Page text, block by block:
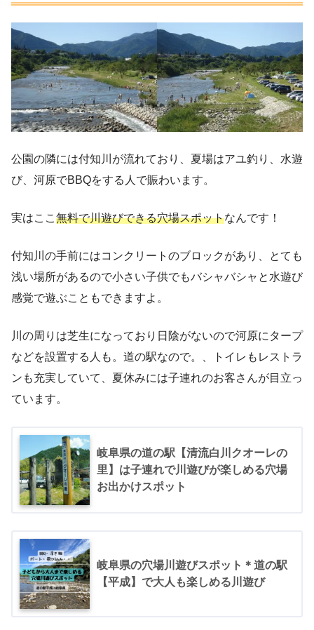
公園の隣には付知川が流れており、夏場はアユ釣り、水遊
び、河原でBBQをする人で賑わいます。
実はここ 無料で川遊びできる穴場スポットなんです！
付知川の手前にはコンクリートのブロックがあり、とても
浅い場所があるので小さい子供でもバシャバシャと水遊び
感覚で遊ぶこともできますよ。
川の周りは芝生になっており日陰がないので河原にタープ
などを設置する人も。道の駅なので。、トイレもレストラ
ンも充実していて、夏休みには子連れのお客さんが目立っ
ています。
岐阜県の道の駅【清流白川クオーレの
里】は子連れで川遊びが楽しめる穴場
お出かけスポット
岐阜県の穴場川遊びスポット＊道の駅
【平成】で大人も楽しめる川遊び